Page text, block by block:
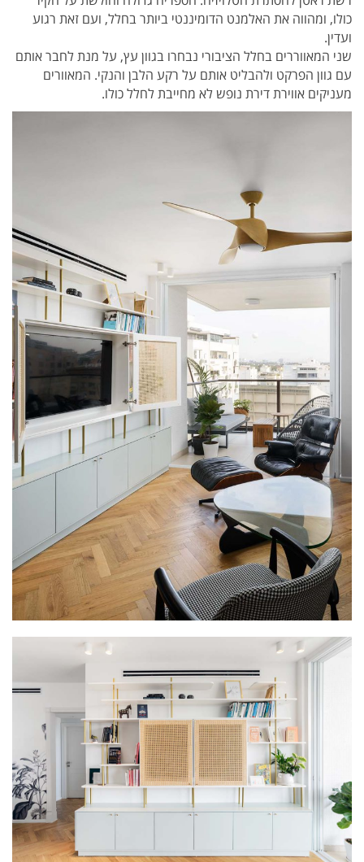
כולו, ומהווה את האלמנט הדומיננטי ביותר בחלל, ועם זאת רגוע
ועדין.
שני המאווררים בחלל הציבורי נבחרו בגוון עץ, על מנת לחבר אותם
עם גוון הפרקט ולהבליט אותם על רקע הלבן והנקי. המאוורים
מעניקים אווירת דירת נופש לא מחייבת לחלל כולו.